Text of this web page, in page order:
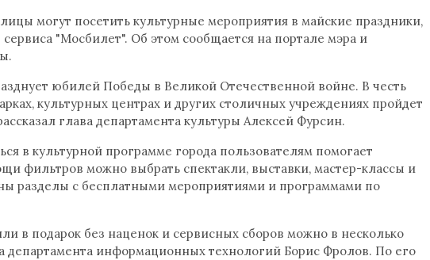
могут посетить культурные мероприятия в майские праздники,
"Мосбилет". Об этом сообщается на портале мэра и
юбилей Победы в Великой Отечественной войне. В честь
культурных центрах и других столичных учреждениях пройдет
глава департамента культуры Алексей Фурсин.
в культурной программе города пользователям помогает
фильтров можно выбрать спектакли, выставки, мастер-классы и
разделы с бесплатными мероприятиями и программами по
в подарок без наценок и сервисных сборов можно в несколько
департамента информационных технологий Борис Фролов. По его